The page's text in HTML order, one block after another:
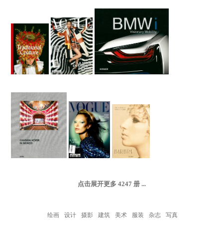
点击展开更多 4247 册 ...
绘画 设计 摄影 建筑 美术 服装 杂志 写真